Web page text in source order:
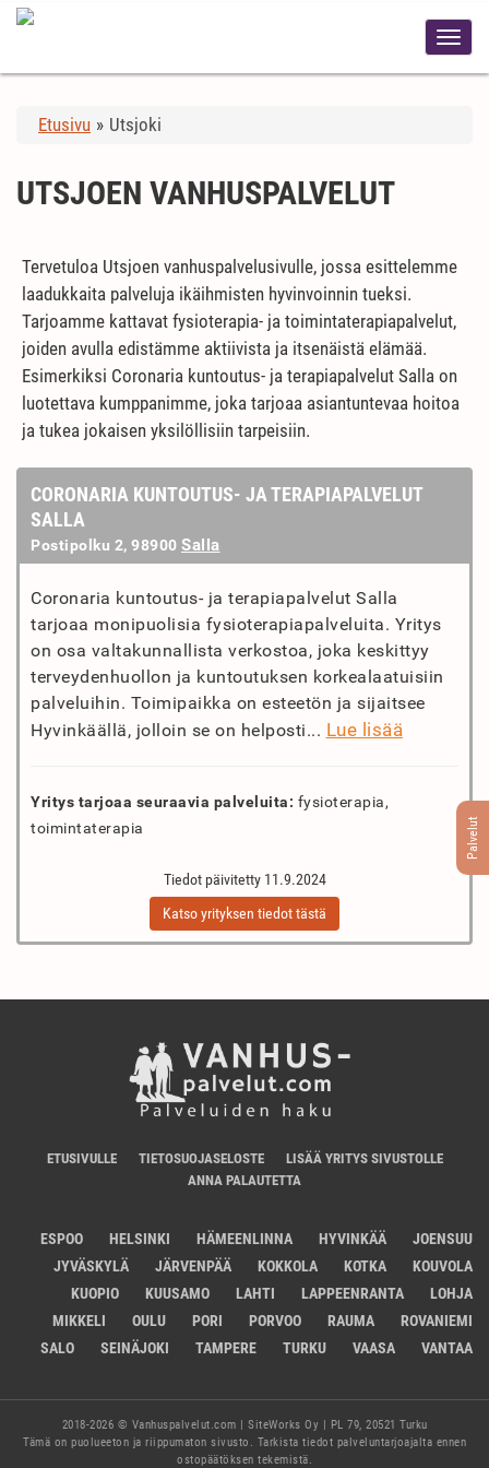
Etusivu » Utsjoki
Palvelut
UTSJOEN VANHUSPALVELUT
Tervetuloa Utsjoen vanhuspalvelusivulle, jossa esittelemme
laadukkaita palveluja ikäihmisten hyvinvoinnin tueksi.
Tarjoamme kattavat fysioterapia- ja toimintaterapiapalvelut,
joiden avulla edistämme aktiivista ja itsenäistä elämää.
Esimerkiksi Coronaria kuntoutus- ja terapiapalvelut Salla on
luotettava kumppanimme, joka tarjoaa asiantuntevaa hoitoa
ja tukea jokaisen yksilöllisiin tarpeisiin.
CORONARIA KUNTOUTUS- JA TERAPIAPALVELUT
SALLA
Postipolku 2, 98900 Salla
Coronaria kuntoutus- ja terapiapalvelut Salla
tarjoaa monipuolisia fysioterapiapalveluita. Yritys
on osa valtakunnallista verkostoa, joka keskittyy
terveydenhuollon ja kuntoutuksen korkealaatuisiin
palveluihin. Toimipaikka on esteetön ja sijaitsee
Hyvinkäällä, jolloin se on helposti... Lue lisää
Yritys tarjoaa seuraavia palveluita: fysioterapia,
toimintaterapia
Tiedot päivitetty 11.9.2024
Katso yrityksen tiedot tästä
ETUSIVULLE TIETOSUOJASELOSTE
LISÄÄ YRITYS SIVUSTOLLE
ANNA PALAUTETTA
ESPOO HELSINKI HÄMEENLINNA HYVINKÄÄ
JOENSUU
JYVÄSKYLÄ
JÄRVENPÄÄ KOKKOLA KOTKA
KOUVOLA
KUOPIO
KUUSAMO LAHTI LAPPEENRANTA
LOHJA
MIKKELI
OULU PORI PORVOO RAUMA
ROVANIEMI
SALO
SEINÄJOKI TAMPERE TURKU VAASA VANTAA
2018-2026 © Vanhuspalvelut.com | SiteWorks Oy | PL 79, 20521 Turku
Tämä on puolueeton ja riippumaton sivusto. Tarkista tiedot palveluntarjoajalta ennen
ostopäätöksen tekemistä.